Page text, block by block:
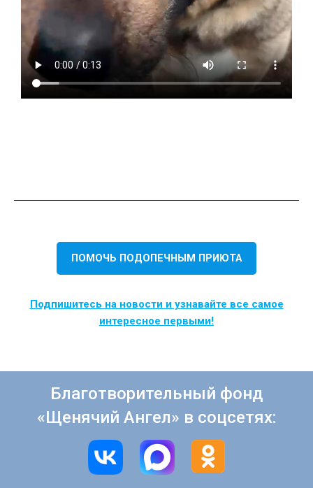
ПОМОЧЬ ПОДОПЕЧНЫМ ПРИЮТА
Подпишитесь на новости и узнавайте все самое
интересное первыми!
Благотворительный фонд
«Щенячий Ангел» в соцсетях: